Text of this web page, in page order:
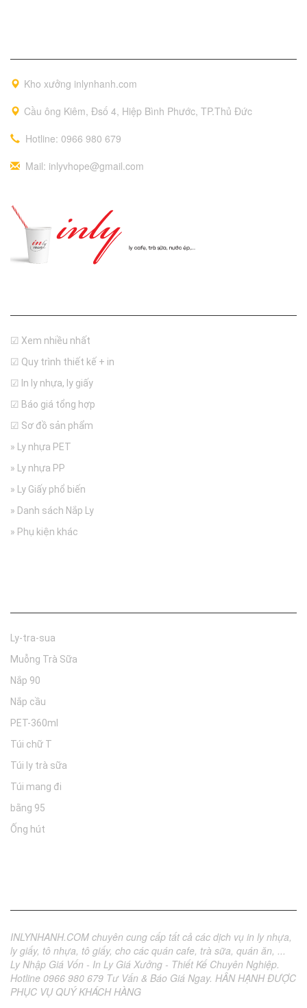
Kho xưởng inlynhanh.com
Cầu ông Kiêm, Đsố 4, Hiệp Bình Phước, TP.Thủ Đức
Hotline: 0966 980 679
Mail: inlyvhope@gmail.com
☑ Xem nhiều nhất
☑ Quy trình thiết kế + in
☑ In ly nhựa, ly giấy
☑ Báo giá tổng hợp
☑ Sơ đồ sản phẩm
» Ly nhựa PET
» Ly nhựa PP
» Ly Giấy phổ biến
» Danh sách Nắp Ly
» Phụ kiện khác
Ly-tra-sua
Muỗng Trà Sữa
Nắp 90
Nắp cầu
PET-360ml
Túi chữ T
Túi ly trà sữa
Túi mang đi
bằng 95
Ống hút
INLYNHANH.COM chuyên cung cấp tất cả các dịch vụ in ly nhựa,
ly giấy, tô nhựa, tô giấy, cho các quán cafe, trà sữa, quán ăn, ...
Ly Nhập Giá Vốn - In Ly Giá Xưởng - Thiết Kế Chuyên Nghiệp.
Hotline 0966 980 679 Tư Vấn & Báo Giá Ngay. HÂN HẠNH ĐƯỢC
PHỤC VỤ QUÝ KHÁCH HÀNG